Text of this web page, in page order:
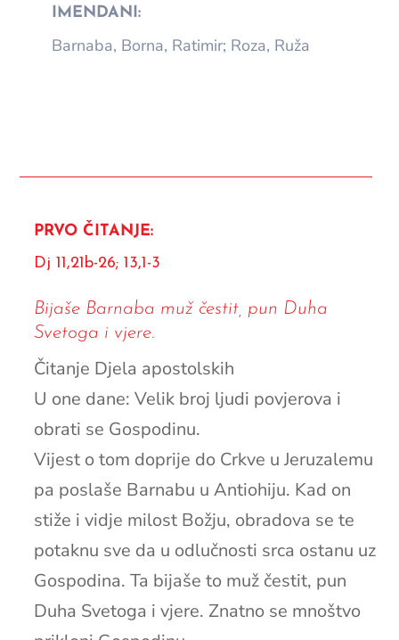
IMENDANI:
Barnaba, Borna, Ratimir; Roza, Ruža
PRVO ČITANJE:
Dj 11,21b-26; 13,1-3
Bijaše Barnaba muž čestit, pun Duha
Svetoga i vjere.
Čitanje Djela apostolskih
U one dane: Velik broj ljudi povjerova i
obrati se Gospodinu.
Vijest o tom doprije do Crkve u Jeruzalemu
pa poslaše Barnabu u Antiohiju. Kad on
stiže i vidje milost Božju, obradova se te
potaknu sve da u odlučnosti srca ostanu uz
Gospodina. Ta bijaše to muž čestit, pun
Duha Svetoga i vjere. Znatno se mnoštvo